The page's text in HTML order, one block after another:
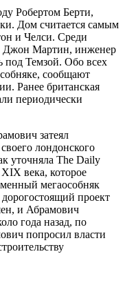
Робертом Берти,
Дом считается самым
и Челси. Среди
Мартин, инженер
Темзой. Обо всех
сообщают
Ранее британская
периодически
затеял
лондонского
уточняла The Daily
века, которое
мегаособняк
проект
и Абрамович
года назад, по
попросил власти